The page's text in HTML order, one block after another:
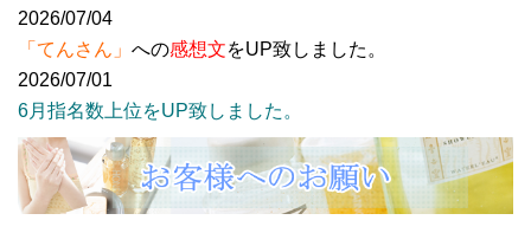
2026/07/04
「てんさん」 への感想文をUP致しました。
2026/07/01
6月指名数上位をUP致しました。